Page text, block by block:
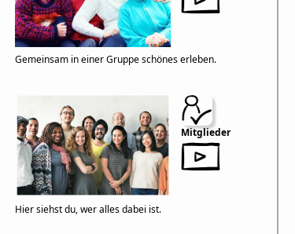
Gemeinsam in einer Gruppe schönes erleben.
Mitglieder
Hier siehst du, wer alles dabei ist.